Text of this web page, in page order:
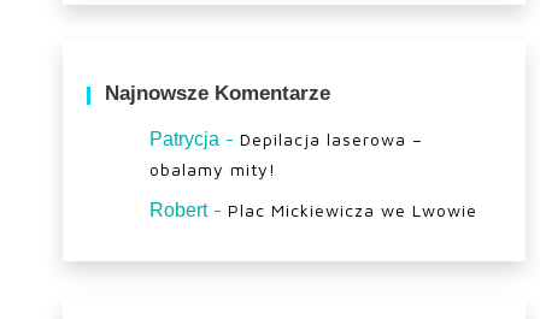
Najnowsze Komentarze
Patrycja - Depilacja laserowa –
obalamy mity!
Robert- Plac Mickiewicza we Lwowie